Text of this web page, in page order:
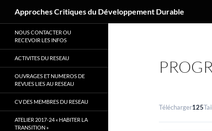
Aller
contenu
Approches Critiques du Développement Durable
Télécharger125
NOUS CONTACTER OU
RECEVOIR LES INFOS
ACTIVITES DU RESEAU
OUVRAGES ET NUMEROS DE
REVUES LIES AU RESEAU
CV DES MEMBRES DU RESEAU
ATELIER 2017-24 « HABITER LA
TRANSITION »